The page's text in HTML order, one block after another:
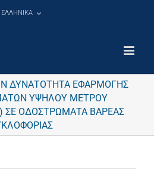
ΕΛΛΗΝΙΚΑ
ΔΥΝΑΤΟΤΗΤΑ ΕΦΑΡΜΟΓΗΣ
ΥΨΗΛΟΥ ΜΕΤΡΟΥ
ΣΕ ΟΔΟΣΤΡΩΜΑΤΑ ΒΑΡΕΑΣ